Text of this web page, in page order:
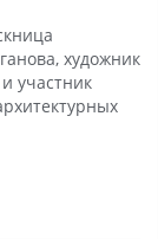
художник
участник